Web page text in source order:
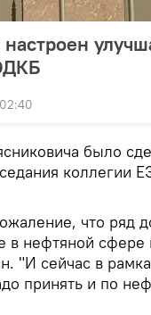
было
коллегии
что ряд
в нефтяной
"И сейчас в
принять и по